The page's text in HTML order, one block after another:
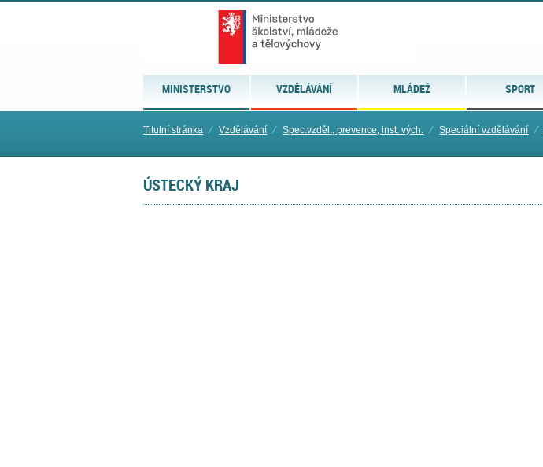
MINISTERSTVO VZDĚLÁVÁNÍ MLÁDEŽ SPORT
Titulní stránka ⁄ Vzdělávání ⁄ Spec.vzděl., prevence, inst. vých. ⁄ Speciální vzdělávání ⁄
ÚSTECKÝ KRAJ